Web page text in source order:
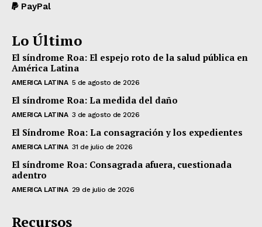
PayPal
Lo Último
El síndrome Roa: El espejo roto de la salud pública en
América Latina
AMERICA LATINA 5 de agosto de 2026
El síndrome Roa: La medida del daño
AMERICA LATINA 3 de agosto de 2026
El Síndrome Roa: La consagración y los expedientes
AMERICA LATINA 31 de julio de 2026
El síndrome Roa: Consagrada afuera, cuestionada
adentro
AMERICA LATINA 29 de julio de 2026
Recursos